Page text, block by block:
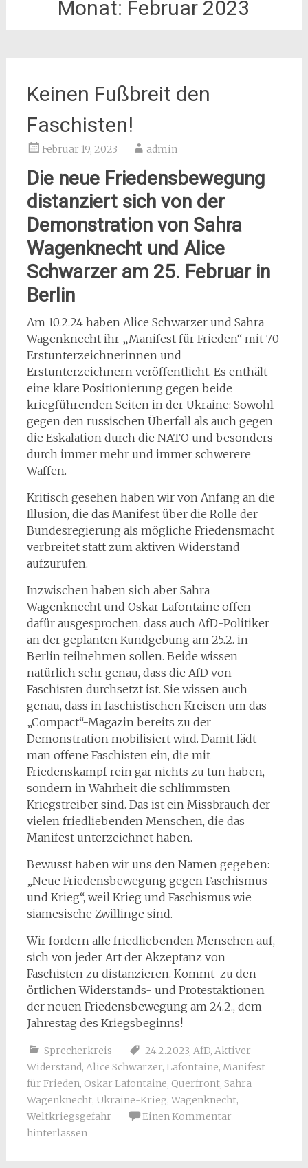
Monat: Februar 2023
Keinen Fußbreit den
Faschisten!
Februar 19, 2023 admin
Die neue Friedensbewegung
distanziert sich von der
Demonstration von Sahra
Wagenknecht und Alice
Schwarzer am 25. Februar in
Berlin
Am 10.2.24 haben Alice Schwarzer und Sahra
Wagenknecht ihr „Manifest für Frieden“ mit 70
Erstunterzeichnerinnen und
Erstunterzeichnern veröffentlicht. Es enthält
eine klare Positionierung gegen beide
kriegführenden Seiten in der Ukraine: Sowohl
gegen den russischen Überfall als auch gegen
die Eskalation durch die NATO und besonders
durch immer mehr und immer schwerere
Waffen.
Kritisch gesehen haben wir von Anfang an die
Illusion, die das Manifest über die Rolle der
Bundesregierung als mögliche Friedensmacht
verbreitet statt zum aktiven Widerstand
aufzurufen.
Inzwischen haben sich aber Sahra
Wagenknecht und Oskar Lafontaine offen
dafür ausgesprochen, dass auch AfD-Politiker
an der geplanten Kundgebung am 25.2. in
Berlin teilnehmen sollen. Beide wissen
natürlich sehr genau, dass die AfD von
Faschisten durchsetzt ist. Sie wissen auch
genau, dass in faschistischen Kreisen um das
„Compact“-Magazin bereits zu der
Demonstration mobilisiert wird. Damit lädt
man offene Faschisten ein, die mit
Friedenskampf rein gar nichts zu tun haben,
sondern in Wahrheit die schlimmsten
Kriegstreiber sind. Das ist ein Missbrauch der
vielen friedliebenden Menschen, die das
Manifest unterzeichnet haben.
Bewusst haben wir uns den Namen gegeben:
„Neue Friedensbewegung gegen Faschismus
und Krieg“, weil Krieg und Faschismus wie
siamesische Zwillinge sind.
Wir fordern alle friedliebenden Menschen auf,
sich von jeder Art der Akzeptanz von
Faschisten zu distanzieren. Kommt zu den
örtlichen Widerstands- und Protestaktionen
der neuen Friedensbewegung am 24.2., dem
Jahrestag des Kriegsbeginns!
Sprecherkreis 24.2.2023, AfD, Aktiver
Widerstand, Alice Schwarzer, Lafontaine, Manifest
für Frieden, Oskar Lafontaine, Querfront, Sahra
Wagenknecht, Ukraine-Krieg, Wagenknecht,
Weltkriegsgefahr
Einen Kommentar
hinterlassen